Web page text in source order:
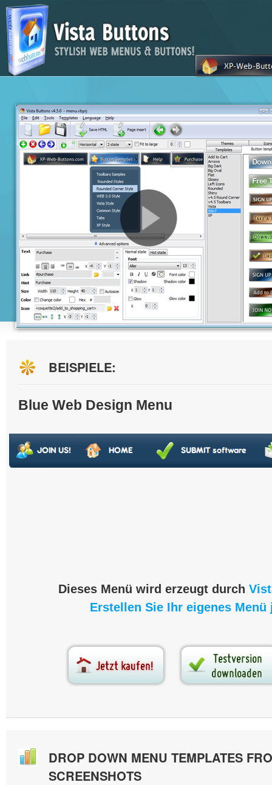
BEISPIELE:
Blue Web Design Menu
Dieses Menü wird erzeugt durch
Erstellen Sie Ihr eigenes Menü
DROP DOWN MENU TEMPLATES
SCREENSHOTS